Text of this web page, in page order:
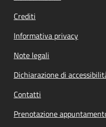
Crediti
Informativa privacy
Note legali
Dichiarazione di
Contatti
Prenotazione